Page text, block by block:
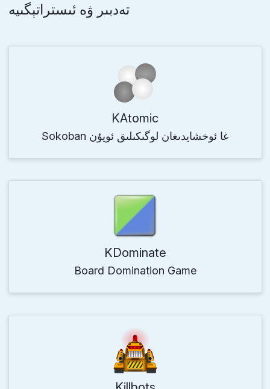
تەدبىر ۋە ئىستراتېگىيە
KAtomic
Sokoban غا ئوخشايدىغان لوگىكىلىق ئويۇن
KDominate
Board Domination Game